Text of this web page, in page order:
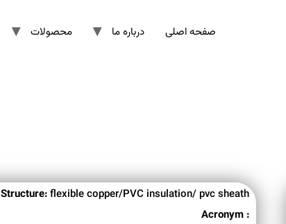
صفحه اصلی درباره ما محصولات
Structure:flexible copper/PVC insulation/ pvc sheath
Acronym :